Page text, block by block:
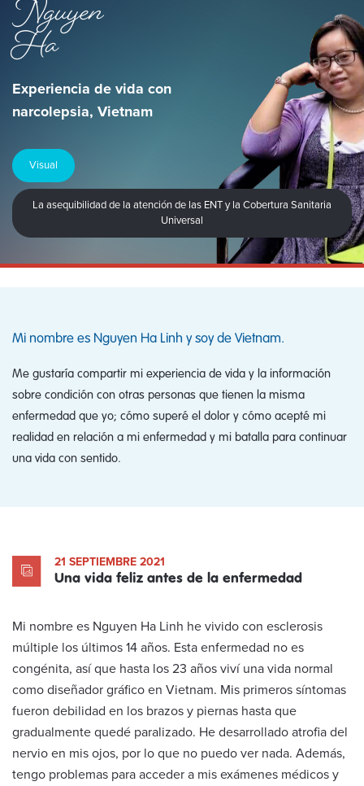
Nguyen
Ha
Experiencia de vida con
narcolepsia, Vietnam
Visual
La asequibilidad de la atención de las ENT y la Cobertura Sanitaria
Universal
Mi nombre es Nguyen Ha Linh y soy de Vietnam.
Me gustaría compartir mi experiencia de vida y la información
sobre condición con otras personas que tienen la misma
enfermedad que yo; cómo superé el dolor y cómo acepté mi
realidad en relación a mi enfermedad y mi batalla para continuar
una vida con sentido.
21 SEPTIEMBRE 2021
Una vida feliz antes de la enfermedad
Mi nombre es Nguyen Ha Linh he vivido con esclerosis
múltiple los últimos 14 años. Esta enfermedad no es
congénita, así que hasta los 23 años viví una vida normal
como diseñador gráfico en Vietnam. Mis primeros síntomas
fueron debilidad en los brazos y piernas hasta que
gradualmente quedé paralizado. He desarrollado atrofia del
nervio en mis ojos, por lo que no puedo ver nada. Además,
tengo problemas para acceder a mis exámenes médicos y